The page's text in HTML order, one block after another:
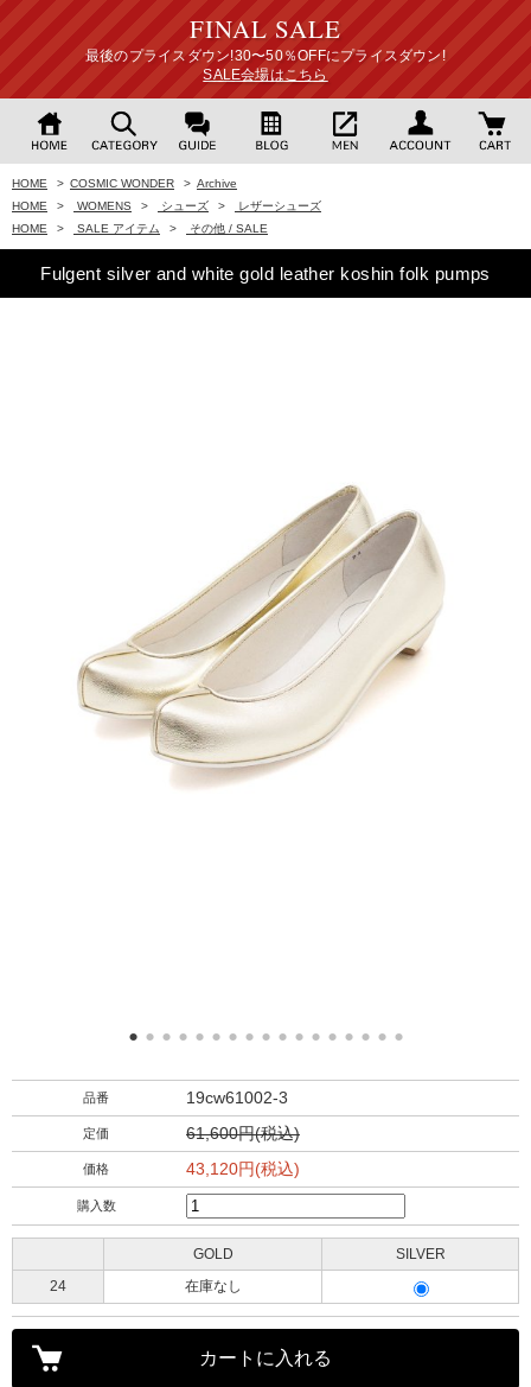
FINAL SALE
最後のプライスダウン!30〜50％OFFにプライスダウン!
SALE会場はこちら
HOME > COSMIC WONDER > Archive
HOME
> WOMENS > シューズ >
レザーシューズ
HOME
> SALE アイテム > その他 / SALE
Fulgent silver and white gold leather koshin folk pumps
品番 19cw61002-3
定価 61,600円(税込)
価格 43,120円(税込)
購入数
GOLD
SILVER
24
在庫なし